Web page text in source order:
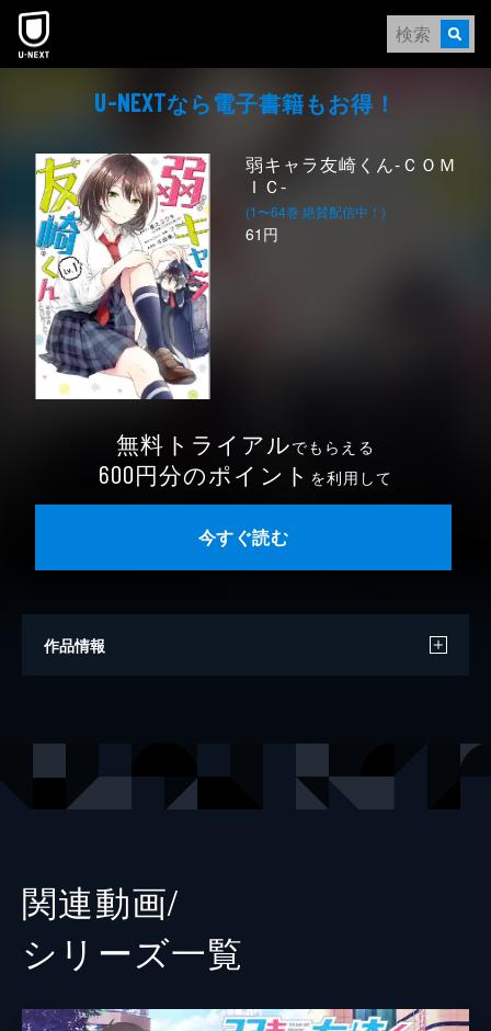
本文へスキップ
U-NEXTなら電⼦書籍もお得！
弱キャラ友崎くん-ＣＯＭ
ＩＣ-
(1〜64巻 絶賛配信中！)
61円
無料トライアルでもらえる
600円分のポイント を利用して
今すぐ読む
作品情報
レーベル ガンガンコミックスJOKER
関連動画/
シリーズ⼀覧